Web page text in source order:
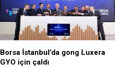
Borsa İstanbul’da gong Luxera
GYO için çaldı